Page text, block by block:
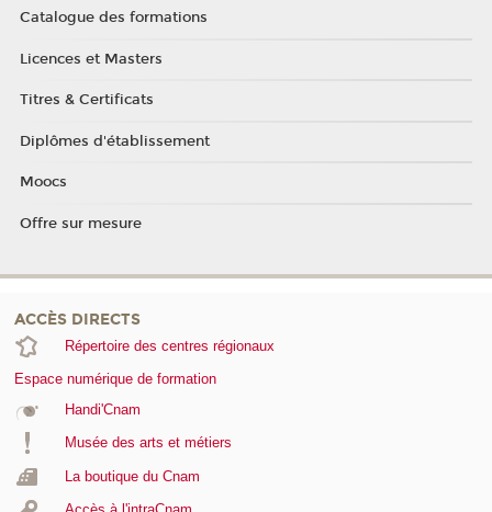
Catalogue des formations
Licences et Masters
Titres & Certificats
Diplômes d'établissement
Moocs
Offre sur mesure
ACCÈS DIRECTS
Répertoire des centres régionaux
Espace numérique de formation
Handi'Cnam
Musée des arts et métiers
La boutique du Cnam